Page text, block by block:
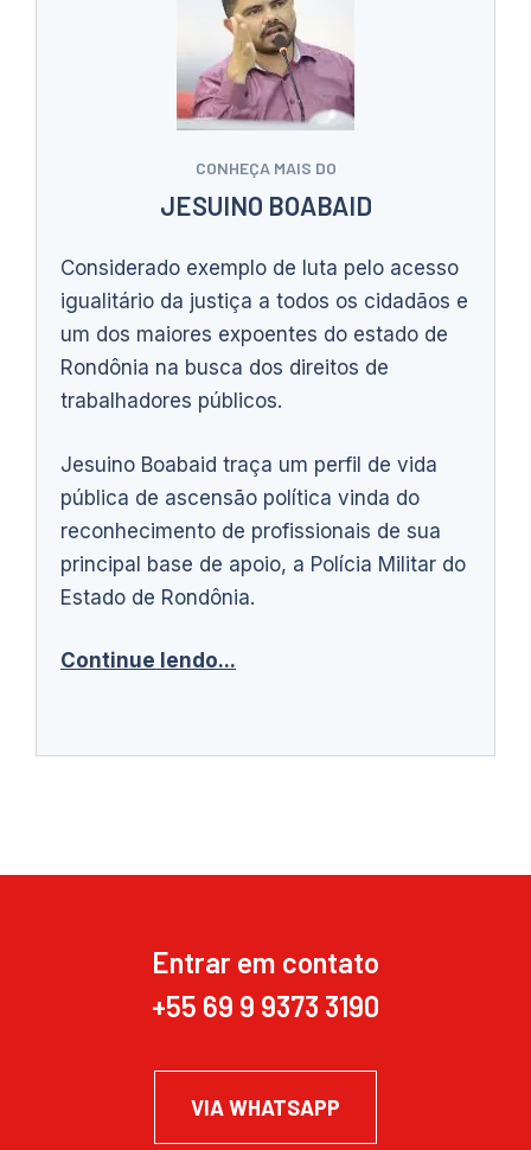
CONHEÇA MAIS DO
JESUINO BOABAID
Considerado exemplo de luta pelo acesso
igualitário da justiça a todos os cidadãos e
um dos maiores expoentes do estado de
Rondônia na busca dos direitos de
trabalhadores públicos.
Jesuino Boabaid traça um perfil de vida
pública de ascensão política vinda do
reconhecimento de profissionais de sua
principal base de apoio, a Polícia Militar do
Estado de Rondônia.
Continue lendo...
Entrar em contato
+55 69 9 9373 3190
VIA WHATSAPP